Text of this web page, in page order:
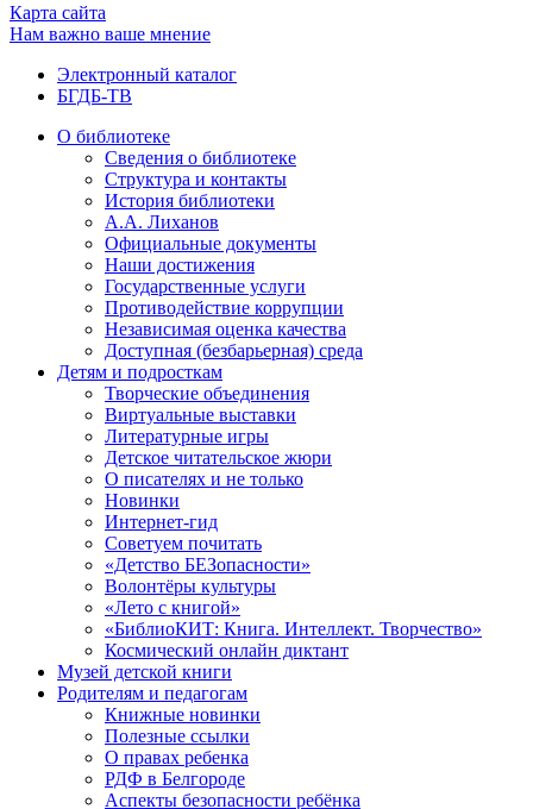
Карта сайта
Нам важно ваше мнение
Электронный каталог
БГДБ-ТВ
О библиотеке
Сведения о библиотеке
Структура и контакты
История библиотеки
А.А. Лиханов
Официальные документы
Наши достижения
Государственные услуги
Противодействие коррупции
Независимая оценка качества
Доступная (безбарьерная) среда
Детям и подросткам
Творческие объединения
Виртуальные выставки
Литературные игры
Детское читательское жюри
О писателях и не только
Новинки
Интернет-гид
Советуем почитать
«Детство БЕЗопасности»
Волонтёры культуры
«Лето с книгой»
«БиблиоКИТ: Книга. Интеллект. Творчество»
Космический онлайн диктант
Музей детской книги
Родителям и педагогам
Книжные новинки
Полезные ссылки
О правах ребенка
РДФ в Белгороде
Аспекты безопасности ребёнка